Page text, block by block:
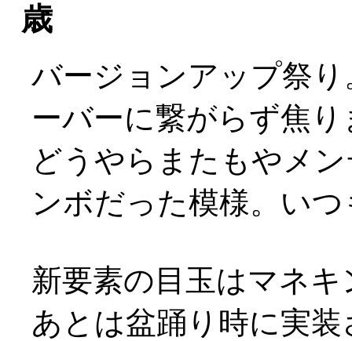
歳
バージョンアップ祭
ーバーに繋がらず焦
どうやらまたもやメ
ンボだった模様。い
新要素の目玉はマネ
あとは盆踊り時に実